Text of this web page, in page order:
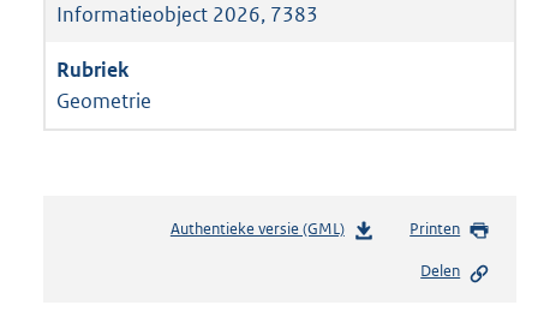
Informatieobject 2026, 7383
Geometrie
Authentieke versie (GML)b
Printen
Delen